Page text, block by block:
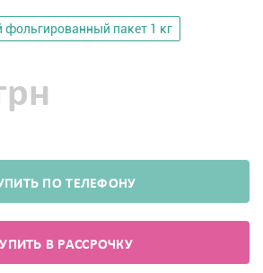
пакет 1 кг
ПО ТЕЛЕФОНУ
В РАССРОЧКУ